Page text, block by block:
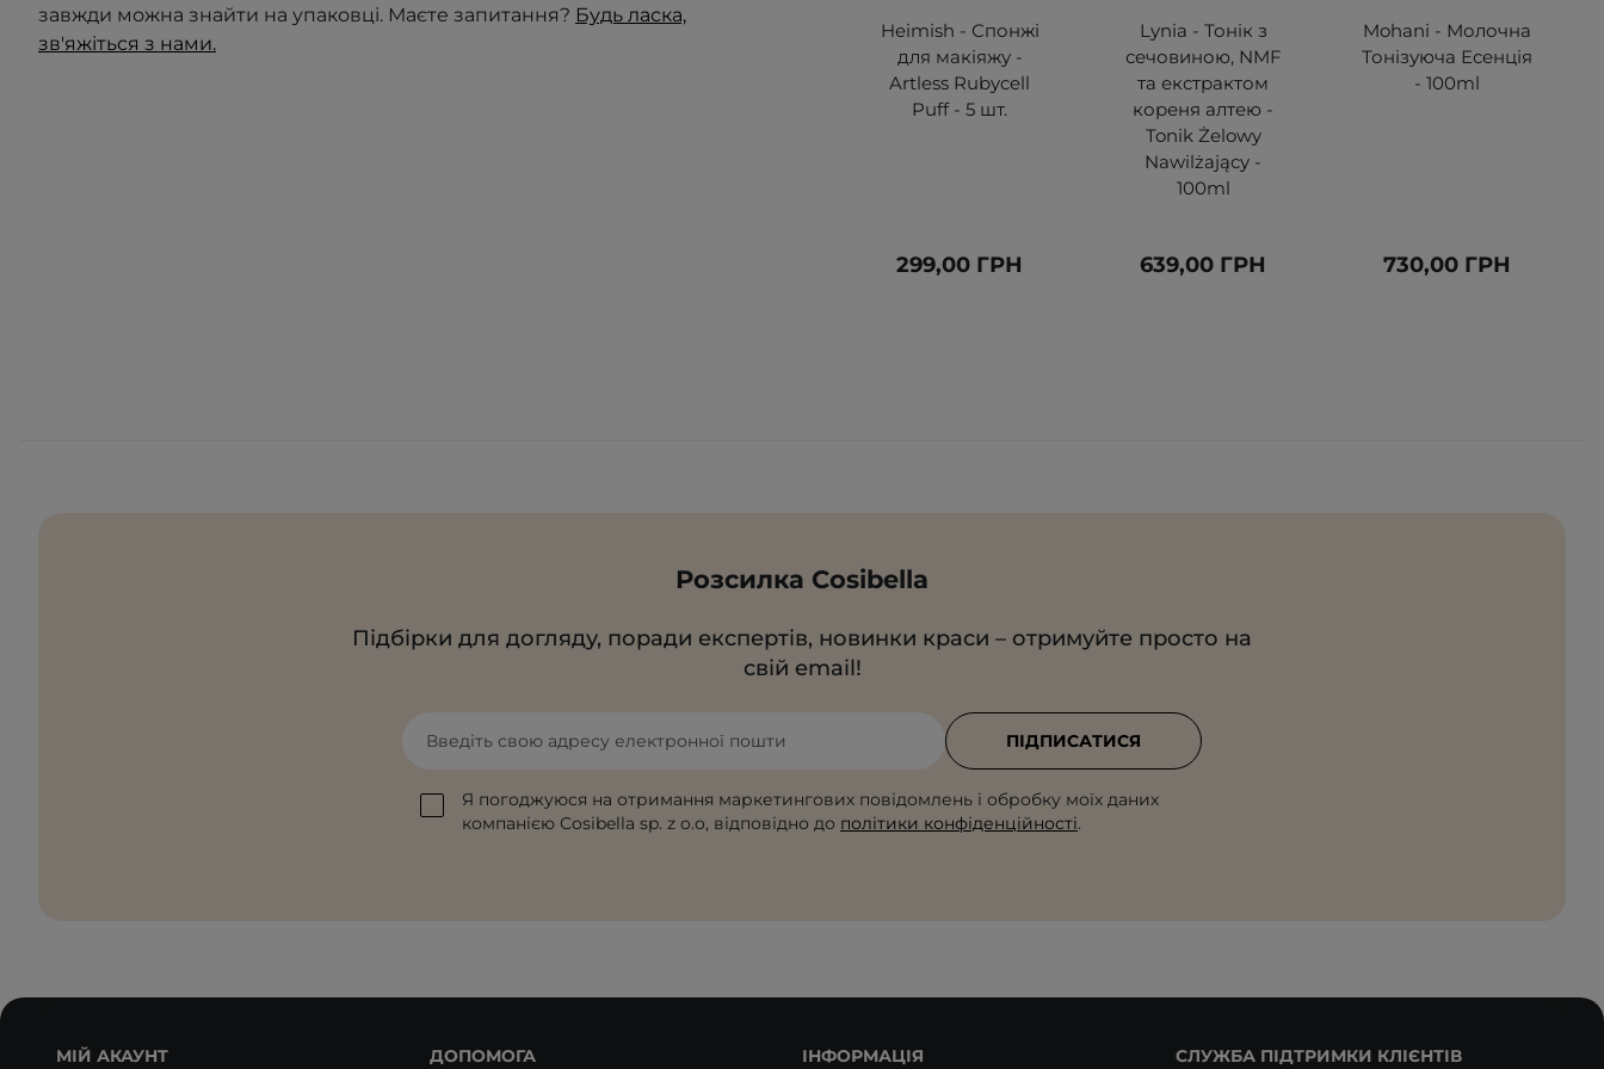
завжди можна знайти на упаковці. Маєте запитання? Будь ласка,
зв'яжіться з нами.
Heimish - Спонжі
для макіяжу -
Artless Rubycell
Puff - 5 шт.
299,00 ГРН
Lynia - Тонік з
сечовиною, NMF
та екстрактом
кореня алтею -
Tonik Żelowy
Nawilżający -
100ml
639,00 ГРН
Mohani - Молочна
Тонізуюча Есенція
- 100ml
730,00 ГРН
Розсилка Cosibella
Підбірки для догляду, поради експертів, новинки краси – отримуйте просто на
свій email!
Введіть свою адресу електронної пошти
Я погоджуюся на отримання маркетингових повідомлень і обробку моїх даних
компанією Cosibella sp. z o.o, відповідно до політики конфіденційності.
ПІДПИСАТИСЯ
МІЙ АКАУНТ ДОПОМОГА ІНФОРМАЦІЯ СЛУЖБА ПІДТРИМКИ КЛІЄНТІВ